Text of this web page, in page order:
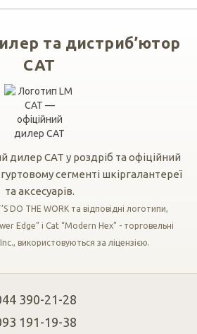
та дистриб’ютор
CAT
дилер CAT у роздріб та офіційний
сегменті шкіргалантереї
та аксесуарів.
DO THE WORK та відповідні логотипи,
Edge” і Cat “Modern Hex” - торговельні
використовуються за ліцензією.
390-21-28
191-19-38